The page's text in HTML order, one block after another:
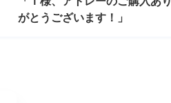
がとうございます！」